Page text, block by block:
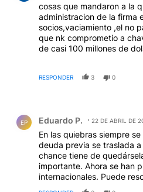
cosas que mandaron a la quiebra ,picara
administracion de la firma
socios,vaciamiento ,el no
que nk comprometio a
de casi 100 millones de
no entro a sancor,la
produccion a fason por un tiempo hasta mejorar su
RESPONDER 3 0
EP Eduardo P. 22 DE ABRIL DE
En las quiebras siempre
deuda previa se traslada
chance tiene de
importante. Ahora se han
internacionales. Puede